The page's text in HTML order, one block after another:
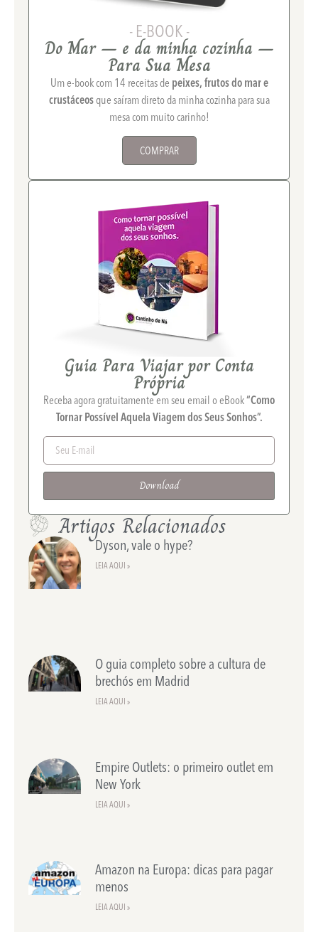
- E-BOOK -
Do Mar – e da minha cozinha –
Para Sua Mesa
Um e-book com 14 receitas de peixes, frutos do mar e
crustáceosque saíram direto da minha cozinha para sua
mesa com muito carinho!
COMPRAR
Guia Para Viajar por Conta
Própria
Receba agora gratuitamente em seu email o eBook“Como
Tornar Possível Aquela Viagem dos Seus Sonhos”.
Download
Artigos Relacionados
Dyson, vale o hype?
LEIA AQUI »
O guia completo sobre a cultura de
brechós em Madrid
LEIA AQUI »
Empire Outlets: o primeiro outlet em
New York
LEIA AQUI »
Amazon na Europa: dicas para pagar
menos
LEIA AQUI »